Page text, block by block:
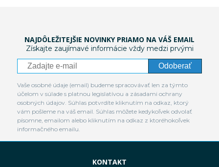
NAJDÔLEŽITEJŠIE NOVINKY PRIAMO NA VÁŠ EMAIL
Získajte zaujímavé informácie vždy medzi prvými
Odoberať
Vaše osobné údaje (email) budeme spracovávať len za týmto
účelom v súlade s platnou legislatívou a zásadami ochrany
osobných údajov. Súhlas potvrdíte kliknutím na odkaz, ktorý
vám pošleme na váš email. Súhlas môžete kedykoľvek odvolať
písomne, emailom alebo kliknutím na odkaz z ktoréhokoľvek
informačného emailu.
KONTAKT